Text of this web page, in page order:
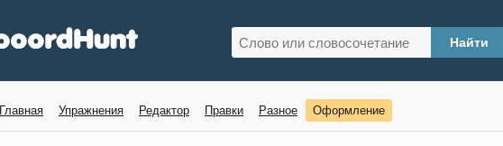
Главная Упражнения Редактор Правки Разное Оформление